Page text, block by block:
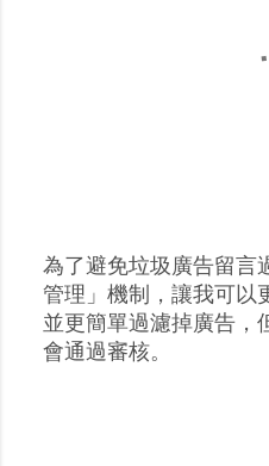
張
貼
留
為了避免垃圾廣告留言
管理」機制，讓我可以
並更簡單過濾掉廣告，
會通過審核。